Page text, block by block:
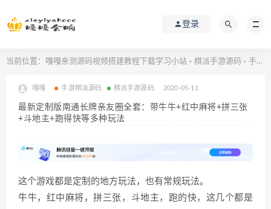
登录
当前位置： 嘎嘎亲测源码视频搭建教程下载学习小站 > 棋派手游源码 > 手游棋派源码
嘎嘎 手游棋派源码 棋派手游源码 2020-05-11
最新定制版南通长牌亲友圈全套：带牛牛+红中麻将+拼三张
+斗地主+跑得快等多种玩法
这个游戏都是定制的地方玩法，也有常规玩法。
牛牛，红中麻将，拼三张，斗地主，跑的快，这几个都是